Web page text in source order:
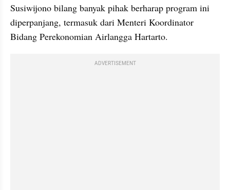
Susiwijono bilang banyak pihak berharap program ini
diperpanjang, termasuk dari Menteri Koordinator
Bidang Perekonomian Airlangga Hartarto.
ADVERTISEMENT